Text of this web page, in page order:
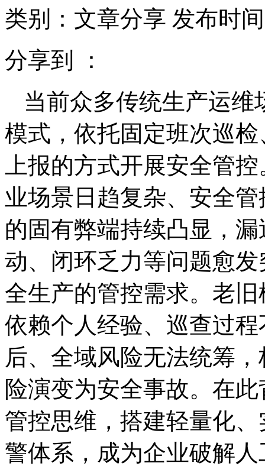
类别：文章分享 发布时
分享到 ：
当前众多传统生产运
模式，依托固定班次巡
上报的方式开展安全管
业场景日趋复杂、安全
的固有弊端持续凸显，
动、闭环乏力等问题愈
全生产的管控需求。老
依赖个人经验、巡查过
后、全域风险无法统筹
险演变为安全事故。在
管控思维，搭建轻量化
警体系，成为企业破解